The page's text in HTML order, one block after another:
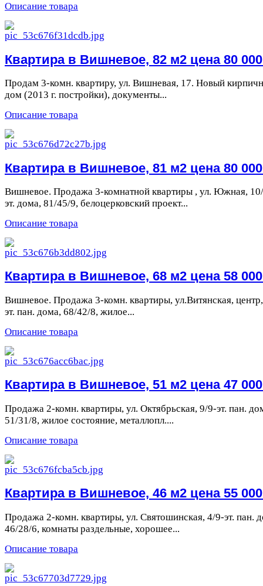
Описание товара
Квартира в Вишневое, 82 м2 цена 80 000
Продам 3-комн. квартиру, ул. Вишневая, 17. Новый
дом (2013 г. постройки), документы...
Описание товара
Квартира в Вишневое, 81 м2 цена 80 000
Вишневое. Продажа 3-комнатной квартиры , ул. Южная,
эт. дома, 81/45/9, белоцерковский проект...
Описание товара
Квартира в Вишневое, 68 м2 цена 58 000
Вишневое. Продажа 3-комн. квартиры, ул.Витянская,
эт. пан. дома, 68/42/8, жилое...
Описание товара
Квартира в Вишневое, 51 м2 цена 47 000
Продажа 2-комн. квартиры, ул. Октябрьская, 9/9-эт. пан.
51/31/8, жилое состояние, металлопл....
Описание товара
Квартира в Вишневое, 46 м2 цена 55 000
Продажа 2-комн. квартиры, ул. Святошинская, 4/9-эт. пан.
46/28/6, комнаты раздельные, хорошее...
Описание товара